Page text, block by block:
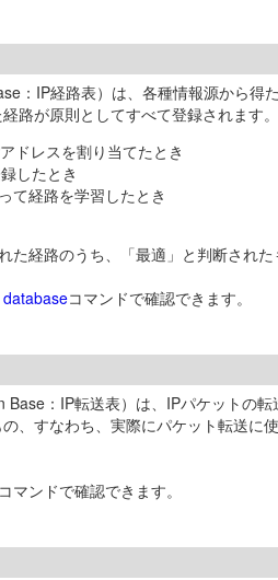
：IP経路表）は、各種情報源から
路が原則としてすべて登録されます
ドレスを割り当てたとき
したとき
て経路を学習したとき
た経路のうち、「最適」と判断され
コマンドで確認できます。
：IP転送表）は、IPパケットの
、すなわち、実際にパケット転送
コマンドで確認できます。